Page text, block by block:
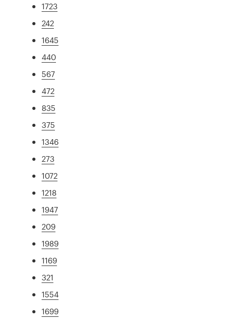
1723
242
1645
440
567
472
835
375
1346
273
1072
1218
1947
209
1989
1169
321
1554
1699